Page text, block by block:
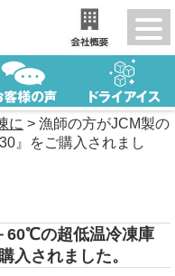
に > 漁師の方がJCM製の
』をご購入されまし
60℃の超低温冷凍庫
入されました。